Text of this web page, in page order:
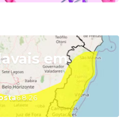
em
6.8.26